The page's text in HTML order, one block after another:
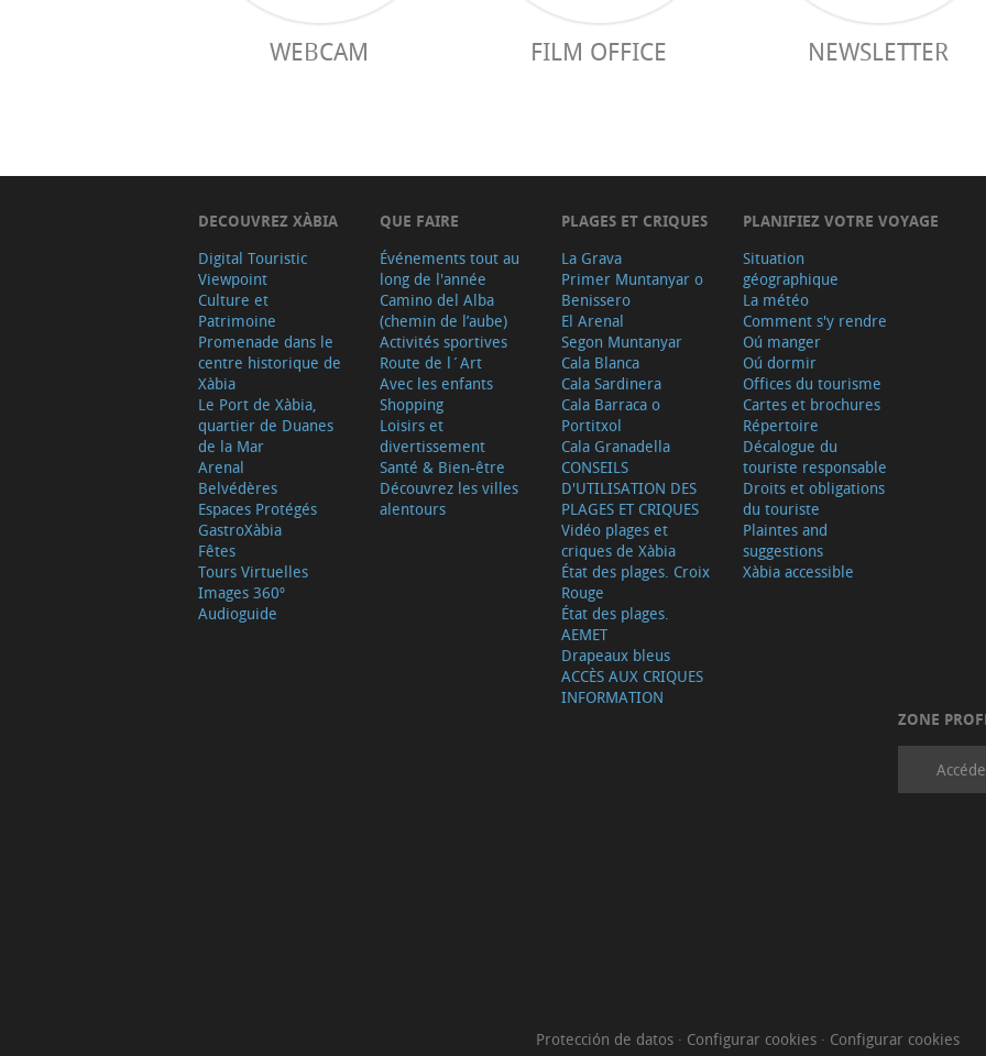
WEBCAM FILM OFFICE NEWSLETTER
DECOUVREZ XÀBIA
Digital Touristic
Viewpoint
Culture et
Patrimoine
Promenade dans le
centre historique de
Xàbia
Le Port de Xàbia,
quartier de Duanes
de la Mar
Arenal
Belvédères
Espaces Protégés
GastroXàbia
Fêtes
Tours Virtuelles
Images 360º
Audioguide
QUE FAIRE
Événements tout au
long de l'année
Camino del Alba
(chemin de l’aube)
Activités sportives
Route de l´Art
Avec les enfants
Shopping
Loisirs et
divertissement
Santé & Bien-être
Découvrez les villes
alentours
PLAGES ET CRIQUES
La Grava
Primer Muntanyar o
Benissero
El Arenal
Segon Muntanyar
Cala Blanca
Cala Sardinera
Cala Barraca o
Portitxol
Cala Granadella
CONSEILS
D'UTILISATION DES
PLAGES ET CRIQUES
Vidéo plages et
criques de Xàbia
État des plages. Croix
Rouge
État des plages.
AEMET
Drapeaux bleus
ACCÈS AUX CRIQUES
INFORMATION
PLANIFIEZ VOTRE VOYAGE
Situation
géographique
La météo
Comment s'y rendre
Oú manger
Oú dormir
Offices du tourisme
Cartes et brochures
Répertoire
Décalogue du
touriste responsable
Droits et obligations
du touriste
Plaintes and
suggestions
Xàbia accessible
ZONE
Protección de datos · Configurar cookies · Configurar cookies